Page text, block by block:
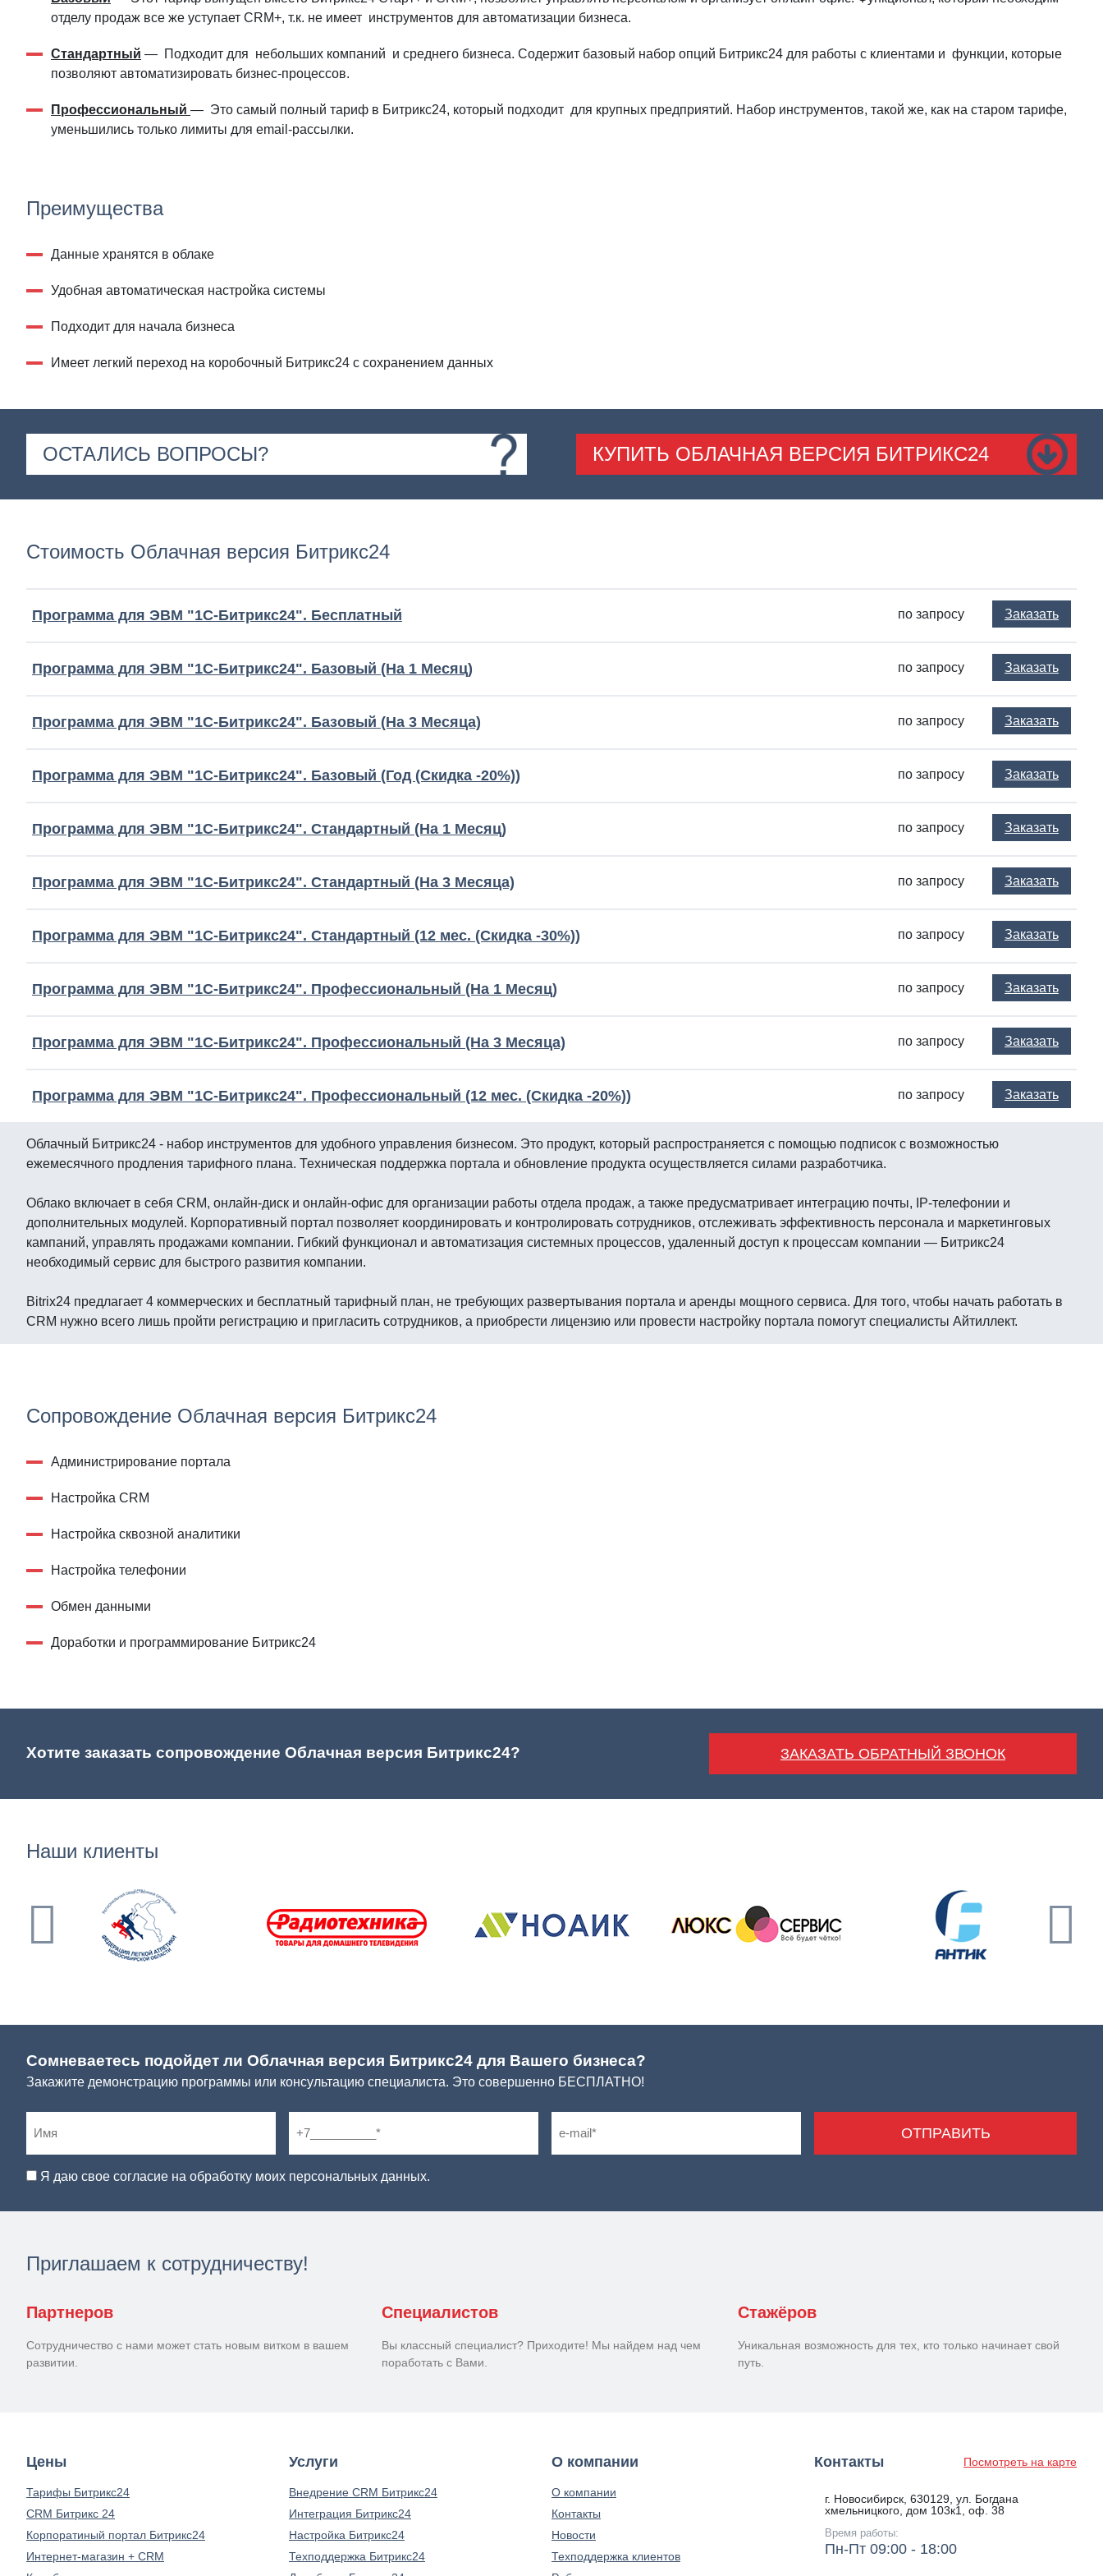
отделу продаж все же уступает CRM+, т.к. не имеет инструментов для автоматизации бизнеса.
Стандартный — Подходит для небольших компаний и среднего бизнеса. Содержит базовый набор опций Битрикс24 для работы с клиентами и функции, которые
позволяют автоматизировать бизнес-процессов.
Профессиональный — Это самый полный тариф в Битрикс24, который подходит для крупных предприятий. Набор инструментов, такой же, как на старом тарифе,
уменьшились только лимиты для email-рассылки.
Преимущества
Данные хранятся в облаке
Удобная автоматическая настройка системы
Подходит для начала бизнеса
Имеет легкий переход на коробочный Битрикс24 с сохранением данных
ОСТАЛИСЬ ВОПРОСЫ? КУПИТЬ ОБЛАЧНАЯ ВЕРСИЯ БИТРИКС24
Стоимость Облачная версия Битрикс24
Программа для ЭВМ "1С-Битрикс24". Бесплатный по запросу Заказать
Программа для ЭВМ "1С-Битрикс24". Базовый (На 1 Месяц) по запросу Заказать
Программа для ЭВМ "1С-Битрикс24". Базовый (На 3 Месяца) по запросу Заказать
Программа для ЭВМ "1С-Битрикс24". Базовый (Год (Скидка -20%)) по запросу Заказать
Программа для ЭВМ "1С-Битрикс24". Стандартный (На 1 Месяц) по запросу Заказать
Программа для ЭВМ "1С-Битрикс24". Стандартный (На 3 Месяца) по запросу Заказать
Программа для ЭВМ "1С-Битрикс24". Стандартный (12 мес. (Скидка -30%)) по запросу Заказать
Программа для ЭВМ "1С-Битрикс24". Профессиональный (На 1 Месяц) по запросу Заказать
Программа для ЭВМ "1С-Битрикс24". Профессиональный (На 3 Месяца) по запросу Заказать
Программа для ЭВМ "1С-Битрикс24". Профессиональный (12 мес. (Скидка -20%)) по запросу Заказать
Облачный Битрикс24 - набор инструментов для удобного управления бизнесом. Это продукт, который распространяется с помощью подписок с возможностью
ежемесячного продления тарифного плана. Техническая поддержка портала и обновление продукта осуществляется силами разработчика.
Облако включает в себя CRM, онлайн-диск и онлайн-офис для организации работы отдела продаж, а также предусматривает интеграцию почты, IP-телефонии и
дополнительных модулей. Корпоративный портал позволяет координировать и контролировать сотрудников, отслеживать эффективность персонала и маркетинговых
кампаний, управлять продажами компании. Гибкий функционал и автоматизация системных процессов, удаленный доступ к процессам компании — Битрикс24
необходимый сервис для быстрого развития компании.
Bitrix24 предлагает 4 коммерческих и бесплатный тарифный план, не требующих развертывания портала и аренды мощного сервиса. Для того, чтобы начать работать в
CRM нужно всего лишь пройти регистрацию и пригласить сотрудников, а приобрести лицензию или провести настройку портала помогут специалисты Айтиллект.
Сопровождение Облачная версия Битрикс24
Администрирование портала
Настройка CRM
Настройка сквозной аналитики
Настройка телефонии
Обмен данными
Доработки и программирование Битрикс24
Хотите заказать сопровождение Облачная версия Битрикс24? ЗАКАЗАТЬ ОБРАТНЫЙ ЗВОНОК
Наши клиенты
Сомневаетесь подойдет ли Облачная версия Битрикс24 для Вашего бизнеса?
Закажите демонстрацию программы или консультацию специалиста. Это совершенно БЕСПЛАТНО!
Я даю свое согласие на обработку моих персональных данных.
Приглашаем к сотрудничеству!
Партнеров
Сотрудничество с нами может стать новым витком в вашем
развитии.
Специалистов
Вы классный специалист? Приходите! Мы найдем над чем
поработать с Вами.
Стажёров
Уникальная возможность для тех, кто только начинает свой
путь.
Цены
Тарифы Битрикс24
CRM Битрикс 24
Корпоратиный портал Битрикс24
Интернет-магазин + CRM
Услуги
Внедрение CRM Битрикс24
Интеграция Битрикс24
Настройка Битрикс24
Техподдержка Битрикс24
О компании
О компании
Контакты
Новости
Техподдержка клиентов
Контакты
г. Новосибирск, 630129, ул. Богдана
хмельницкого, дом 103к1, оф. 38
Время работы:
Пн-Пт 09:00 - 18:00
Посмотреть на карте